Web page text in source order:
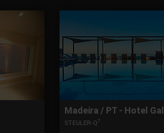
Madeira / PT - Hotel
STEULER-Q7